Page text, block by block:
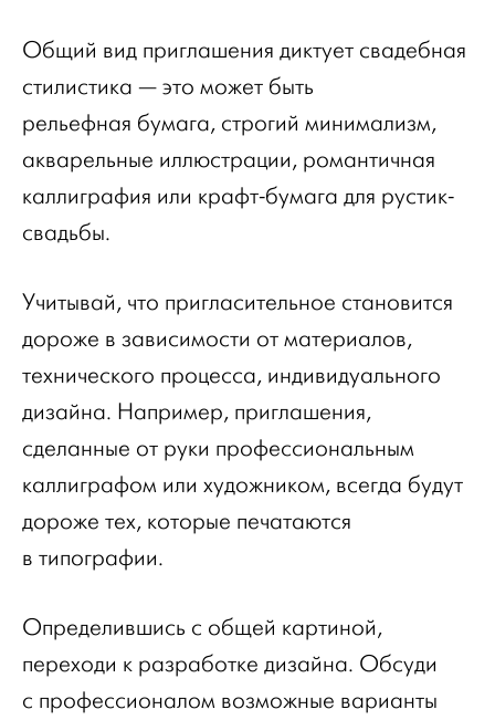
Общий вид приглашения диктует свадебная
стилистика — это может быть
рельефная бумага, строгий минимализм,
акварельные иллюстрации, романтичная
каллиграфия или крафт-бумага для рустик-
свадьбы.
Учитывай, что пригласительное становится
дороже в зависимости от материалов,
технического процесса, индивидуального
дизайна. Например, приглашения,
сделанные от руки профессиональным
каллиграфом или художником, всегда будут
дороже тех, которые печатаются
в типографии.
Определившись с общей картиной,
переходи к разработке дизайна. Обсуди
с профессионалом возможные варианты